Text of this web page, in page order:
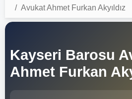
Avukat Ahmet Furkan Akyıldız
Kayseri Barosu
Ahmet Furkan